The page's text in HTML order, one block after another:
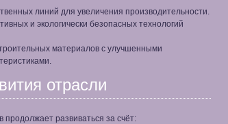
линий для увеличения производительности.
и экологически безопасных технологий
материалов с улучшенными
отрасли
развиваться за счёт: